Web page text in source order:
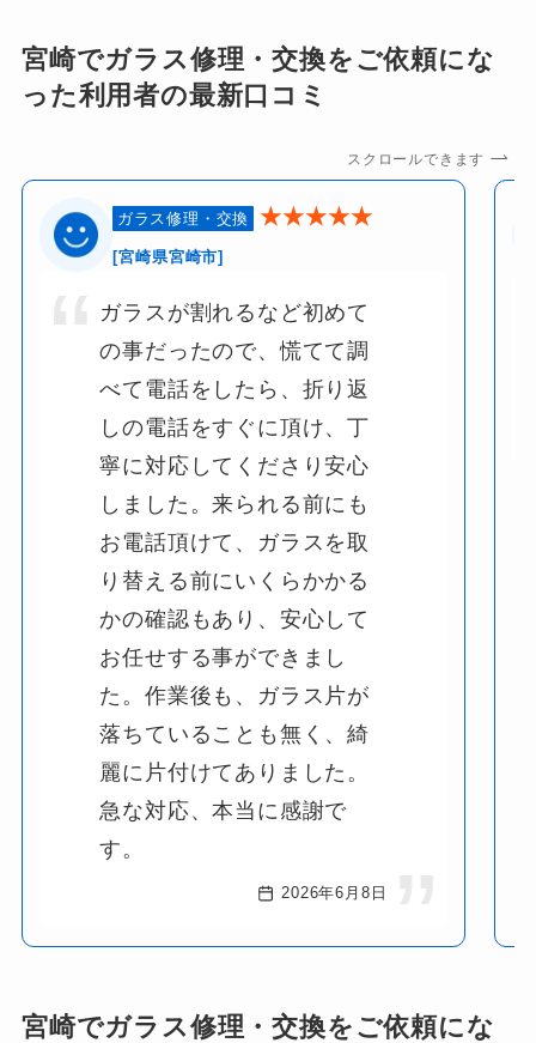
宮崎でガラス修理・交換をご依頼にな
った利用者の最新口コミ
スクロールできます
ガラス修理・交換 ★★★★★
[宮崎県宮崎市]
ガラスが割れるなど初めて
の事だったので、慌てて調
べて電話をしたら、折り返
しの電話をすぐに頂け、丁
寧に対応してくださり安心
しました。来られる前にも
お電話頂けて、ガラスを取
り替える前にいくらかかる
かの確認もあり、安心して
お任せする事ができまし
た。作業後も、ガラス片が
落ちていることも無く、綺
麗に片付けてありました。
急な対応、本当に感謝で
す。
2026年6月8日
宮崎でガラス修理・交換をご依頼にな